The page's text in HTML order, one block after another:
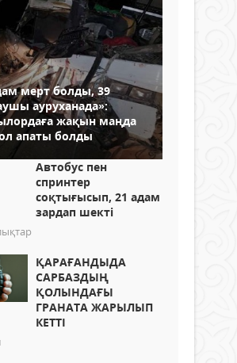
мерт болды, 39
ауруханада»:
жақын маңда
апаты болды
Автобус пен
спринтер
соқтығысып, 21 адам
зардап шекті
ҚАРАҒАНДЫДА
САРБАЗДЫҢ
ҚОЛЫНДАҒЫ
ГРАНАТА ЖАРЫЛЫП
КЕТТІ